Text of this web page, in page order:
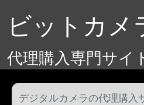
ビットカメ
代理購入専門サイ
デジタルカメラの代理購入